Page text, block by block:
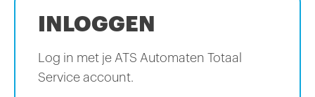
INLOGGEN
Log in met je ATS Automaten Totaal
Service account.